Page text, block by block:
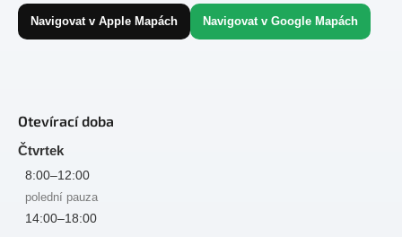
Navigovat v Apple Mapách Navigovat v Google Mapách
Otevírací doba
Čtvrtek
8:00–12:00
polední pauza
14:00–18:00